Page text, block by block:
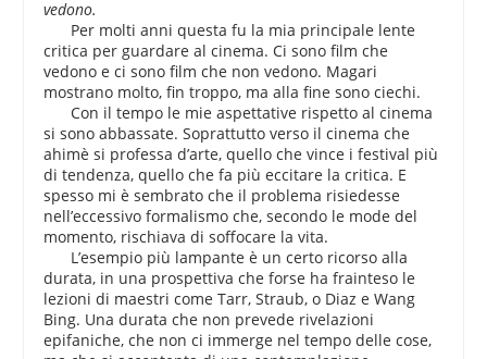
vedono.
Per molti anni questa fu la mia principale lente
critica per guardare al cinema. Ci sono film che
vedono e ci sono film che non vedono. Magari
mostrano molto, fin troppo, ma alla fine sono ciechi.
Con il tempo le mie aspettative rispetto al cinema
si sono abbassate. Soprattutto verso il cinema che
ahimè si professa d’arte, quello che vince i festival più
di tendenza, quello che fa più eccitare la critica. E
spesso mi è sembrato che il problema risiedesse
nell’eccessivo formalismo che, secondo le mode del
momento, rischiava di soffocare la vita.
L’esempio più lampante è un certo ricorso alla
durata, in una prospettiva che forse ha frainteso le
lezioni di maestri come Tarr, Straub, o Diaz e Wang
Bing. Una durata che non prevede rivelazioni
epifaniche, che non ci immerge nel tempo delle cose,